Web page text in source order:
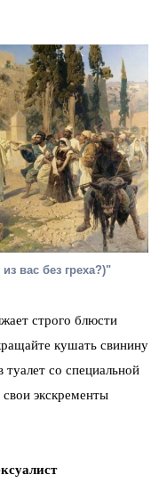
вас без греха?)"
строго блюсти
кушать свинину
со специальной
экскременты